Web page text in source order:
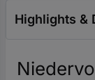
Highlights &